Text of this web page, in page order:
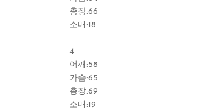
총장:66
소매:18
4
어깨:58
가슴:65
총장:69
소매:19